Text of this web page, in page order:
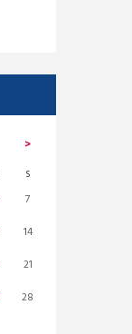
S
7
14
21
28